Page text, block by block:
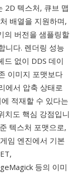
2D 텍스처, 큐브 맵
배열을 지원하며,
의 버전을 샘플링할
니다. 렌더링 성능
드 없이 DDS 데이
이미지 포맷보다
에서 압축 상태로
적재할 수 있다는
치도 핵심 강점입니
텍스처 포맷으로,
임 엔진에서 기본
등의 이미